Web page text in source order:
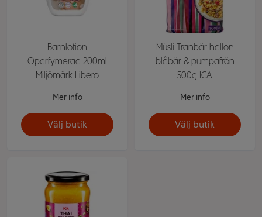
Barnlotion
Oparfymerad 200ml
Miljömärk Libero
Mer info
Välj butik
Müsli Tranbär hallon
blåbär & pumpafrön
500g ICA
Mer info
Välj butik